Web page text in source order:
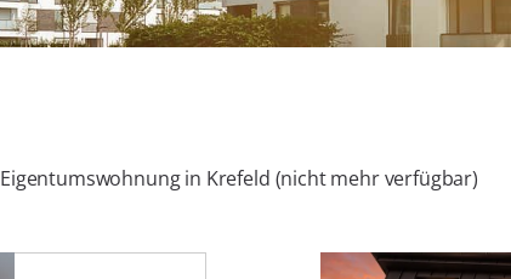
Eigentumswohnung in Krefeld (nicht mehr verfügbar)